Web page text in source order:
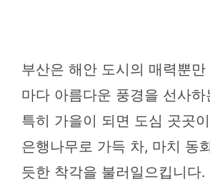
부산은 해안 도시의 매력뿐만
마다 아름다운 풍경을 선사하
특히 가을이 되면 도심 곳곳
은행나무로 가득 차, 마치 동
듯한 착각을 불러일으킵니다.